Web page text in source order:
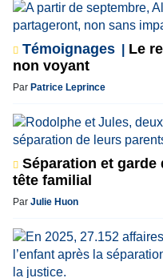
Témoignages
Le
non voyant
Par Patrice Leprince
Séparation et garde
tête familial
Par Julie Huon